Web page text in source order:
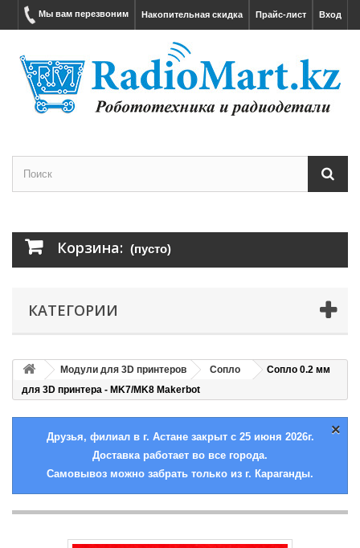
Вход
Прайс-лист
Накопительная скидка
Мы вам перезвоним
Корзина: (пусто)
КАТЕГОРИИ
Модули для 3D принтеров Сопло
Сопло 0.2 мм
для 3D принтера - MK7/MK8 Makerbot
×
Друзья, филиал в г. Астане закрыт с 25 июня 2026г.
Доставка работает во все города.
Самовывоз можно забрать только из г. Караганды.